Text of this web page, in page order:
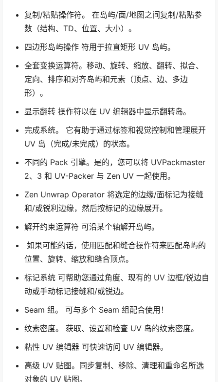
复制/粘贴操作符。 在岛屿/面/地图之间复制/粘贴参
数（结构、TD、位置、大小）。
四边形岛屿操作 符用于拉直矩形 UV 岛屿。
全套变换运算符。移动、旋转、缩放、翻转、拟合、
定向、排序和对齐岛屿和元素（顶点、边、多边
形）。
显示翻转 操作符以在 UV 编辑器中显示翻转岛。
完成系统。 它有助于通过标签和视觉控制和管理展开
UV 岛（完成/未完成）的状态。
不同的 Pack 引擎。是的，您可以将 UVPackmaster
2、3 和 UV-Packer 与 Zen UV 一起使用。
Zen Unwrap Operator 将选定的边缘/面标记为接缝
和/或锐利边缘，然后按标记的边缘展开。
解开约束运算符 可沿某个轴解开岛屿。
如果可能的话，使用匹配和缝合操作符来匹配岛屿的
位置、旋转、缩放和缝合顶点。
标记系统 可帮助您通过角度、现有的 UV 边框/锐边自
动或手动标记接缝和/或锐边。
Seam 组。 可与多个 Seam 组配合使用！
纹素密度。 获取、设置和检查 UV 岛的纹素密度。
粘性 UV 编辑器 可快速访问 UV 编辑器。
高级 UV 贴图。同步复制、移除、清理和重命名所选
对象的 UV 贴图。